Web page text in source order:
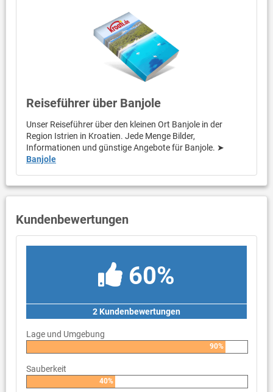
Reiseführer über Banjole
Unser Reiseführer über den kleinen Ort Banjole in der
Region Istrien in Kroatien. Jede Menge Bilder,
Informationen und günstige Angebote für Banjole. ➤
Banjole
Kundenbewertungen
60%
2 Kundenbewertungen
Lage und Umgebung
90%
Sauberkeit
40%